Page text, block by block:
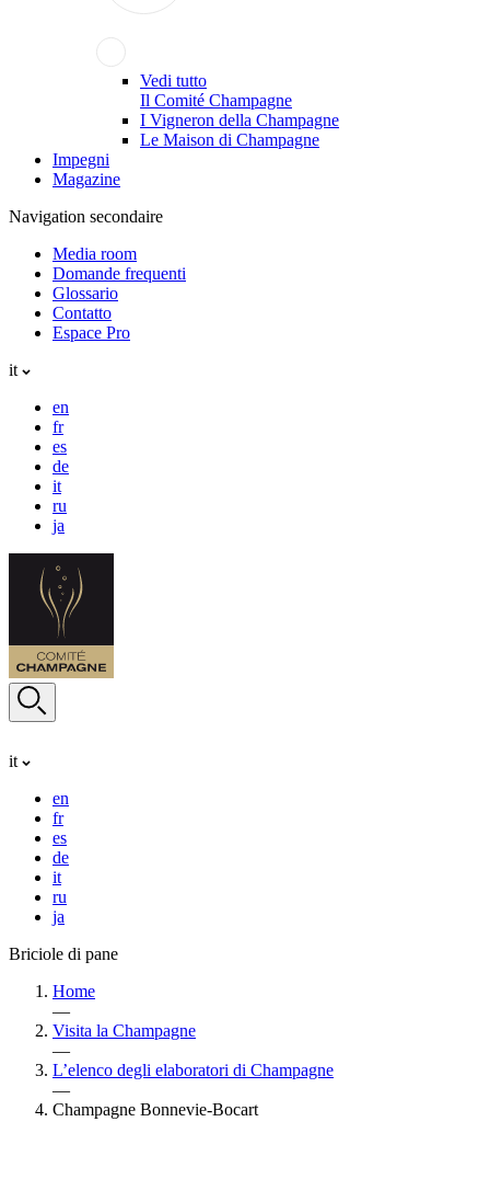
Vedi tutto
Il Comité Champagne
I Vigneron della Champagne
Le Maison di Champagne
Impegni
Magazine
Navigation secondaire
Media room
Domande frequenti
Glossario
Contatto
Espace Pro
it
en
fr
es
de
it
ru
ja
it
en
fr
es
de
it
ru
ja
Briciole di pane
Home
—
Visita la Champagne
—
L’elenco degli elaboratori di Champagne
—
Champagne Bonnevie-Bocart